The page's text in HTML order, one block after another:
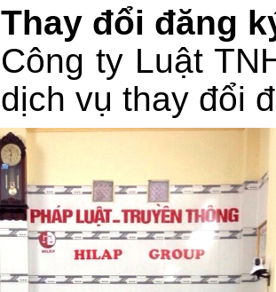
Thay đổi đăng
Công ty Luật
dịch vụ thay đổi